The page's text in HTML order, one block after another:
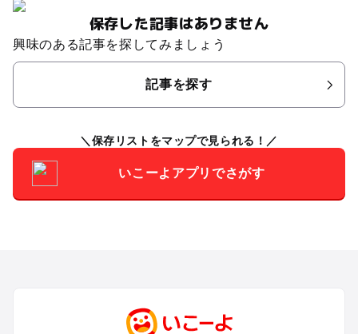
保存した記事はありません
興味のある記事を探してみましょう
記事を探す
保存リストをマップで見られる！
いこーよアプリでさがす